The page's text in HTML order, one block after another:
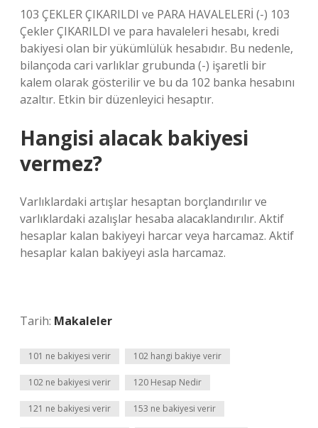
103 ÇEKLER ÇIKARILDI ve PARA HAVALELERİ (-) 103
Çekler ÇIKARILDI ve para havaleleri hesabı, kredi
bakiyesi olan bir yükümlülük hesabıdır. Bu nedenle,
bilançoda cari varlıklar grubunda (-) işaretli bir
kalem olarak gösterilir ve bu da 102 banka hesabını
azaltır. Etkin bir düzenleyici hesaptır.
Hangisi alacak bakiyesi
vermez?
Varlıklardaki artışlar hesaptan borçlandırılır ve
varlıklardaki azalışlar hesaba alacaklandırılır. Aktif
hesaplar kalan bakiyeyi harcar veya harcamaz. Aktif
hesaplar kalan bakiyeyi asla harcamaz.
Tarih: Makaleler
101 ne bakiyesi verir 102 hangi bakiye verir
102 ne bakiyesi verir 120 Hesap Nedir
121 ne bakiyesi verir 153 ne bakiyesi verir